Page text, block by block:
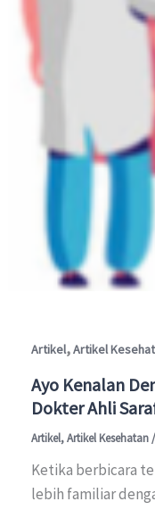
Artikel,Artikel
Ayo Kenalan
Dokter Ahli
Artikel,Artikel Kesehatan/
Ketika berbicara
lebih familiar